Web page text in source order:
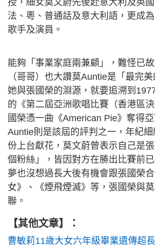
授，細女莫文蔚先後赴意大利及英
法、粵、普通話及意大利語，更成
歌手及演員。
能夠「事業家庭兩兼顧」，難怪已
（哥哥）也大讚莫Auntie是「最完
她與張國榮的淵源，就要追溯到
的《第二屆亞洲歌唱比賽（香港區
國榮憑一曲《American Pie》奪得
Auntie則是該屆的評判之一，年紀
份上台獻花，莫文蔚曾表示自己是
個粉絲」，皆因對方在勝出比賽前
夢也沒想過長大後有機會跟張國榮
女》、《煙飛煙滅》等，張國榮與
聯。
【其他文章】：
曹敏莉11歲大女六年級畢業遺傳超